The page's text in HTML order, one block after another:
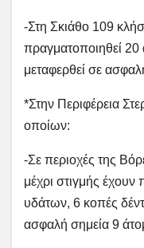
-Στη Σκιάθο 109
πραγματοποιηθεί 20
μεταφερθεί σε
*Στην Περιφέρεια
οποίων:
-Σε περιοχές της
μέχρι στιγμής έχουν
υδάτων, 6 κοπές
ασφαλή σημεία 9